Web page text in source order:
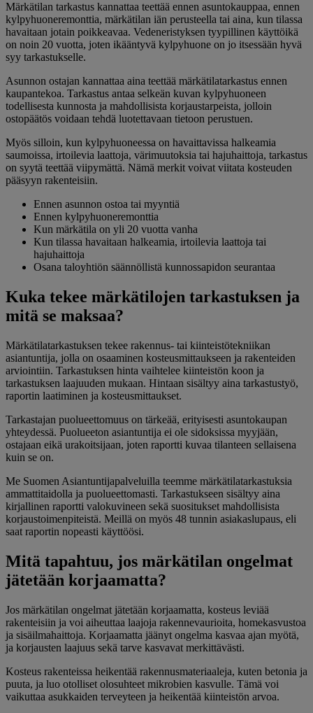
Märkätilan tarkastus kannattaa teettää ennen asuntokauppaa, ennen
kylpyhuoneremonttia, märkätilan iän perusteella tai aina, kun tilassa
havaitaan jotain poikkeavaa. Vedeneristyksen tyypillinen käyttöikä
on noin 20 vuotta, joten ikääntyvä kylpyhuone on jo itsessään hyvä
syy tarkastukselle.
Asunnon ostajan kannattaa aina teettää märkätilatarkastus ennen
kaupantekoa. Tarkastus antaa selkeän kuvan kylpyhuoneen
todellisesta kunnosta ja mahdollisista korjaustarpeista, jolloin
ostopäätös voidaan tehdä luotettavaan tietoon perustuen.
Myös silloin, kun kylpyhuoneessa on havaittavissa halkeamia
saumoissa, irtoilevia laattoja, värimuutoksia tai hajuhaittoja, tarkastus
on syytä teettää viipymättä. Nämä merkit voivat viitata kosteuden
pääsyyn rakenteisiin.
Ennen asunnon ostoa tai myyntiä
Ennen kylpyhuoneremonttia
Kun märkätila on yli 20 vuotta vanha
Kun tilassa havaitaan halkeamia, irtoilevia laattoja tai
hajuhaittoja
Osana taloyhtiön säännöllistä kunnossapidon seurantaa
Kuka tekee märkätilojen tarkastuksen ja
mitä se maksaa?
Märkätilatarkastuksen tekee rakennus- tai kiinteistötekniikan
asiantuntija, jolla on osaaminen kosteusmittaukseen ja rakenteiden
arviointiin. Tarkastuksen hinta vaihtelee kiinteistön koon ja
tarkastuksen laajuuden mukaan. Hintaan sisältyy aina tarkastustyö,
raportin laatiminen ja kosteusmittaukset.
Tarkastajan puolueettomuus on tärkeää, erityisesti asuntokaupan
yhteydessä. Puolueeton asiantuntija ei ole sidoksissa myyjään,
ostajaan eikä urakoitsijaan, joten raportti kuvaa tilanteen sellaisena
kuin se on.
Me Suomen Asiantuntijapalveluilla teemme märkätilatarkastuksia
ammattitaidolla ja puolueettomasti. Tarkastukseen sisältyy aina
kirjallinen raportti valokuvineen sekä suositukset mahdollisista
korjaustoimenpiteistä. Meillä on myös 48 tunnin asiakaslupaus, eli
saat raportin nopeasti käyttöösi.
Mitä tapahtuu, jos märkätilan ongelmat
jätetään korjaamatta?
Jos märkätilan ongelmat jätetään korjaamatta, kosteus leviää
rakenteisiin ja voi aiheuttaa laajoja rakennevaurioita, homekasvustoa
ja sisäilmahaittoja. Korjaamatta jäänyt ongelma kasvaa ajan myötä,
ja korjausten laajuus sekä tarve kasvavat merkittävästi.
Kosteus rakenteissa heikentää rakennusmateriaaleja, kuten betonia ja
puuta, ja luo otolliset olosuhteet mikrobien kasvulle. Tämä voi
vaikuttaa asukkaiden terveyteen ja heikentää kiinteistön arvoa.